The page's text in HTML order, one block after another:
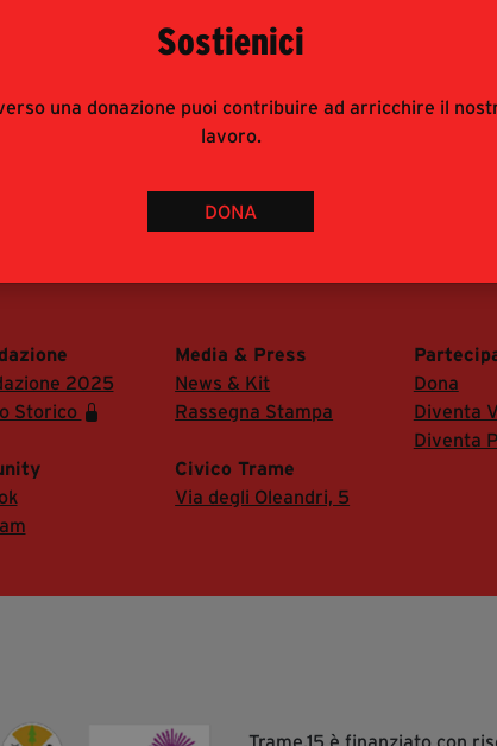
Sostienici
una donazione puoi contribuire ad arricchire il
lavoro.
DONA
risponde alle modalità di accesso del pubblico
consigliata prenotazione e obbligatorio
inviando mail con richiesta
alla Sala Stampa del festival.
2025
Storico
Media & Press
News & Kit
Rassegna Stampa
Dona
Diventa
Diventa
Civico Trame
Via degli Oleandri, 5
Trame.15 è finanziato con